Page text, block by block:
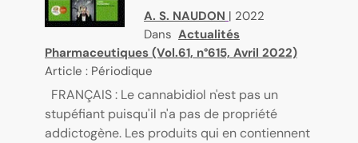
A. S. NAUDON | 2022
Dans Actualités
Pharmaceutiques (Vol.61, n°615, Avril 2022)
Article : Périodique
FRANÇAIS : Le cannabidiol n'est pas un
stupéfiant puisqu'il n'a pas de propriété
addictogène. Les produits qui en contiennent